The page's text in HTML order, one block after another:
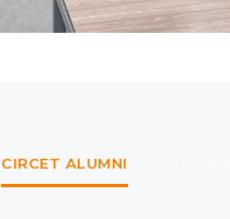
CIRCET ALUMNI